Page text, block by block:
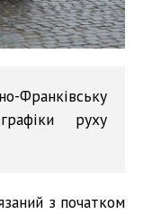
Франківську
руху
з початком